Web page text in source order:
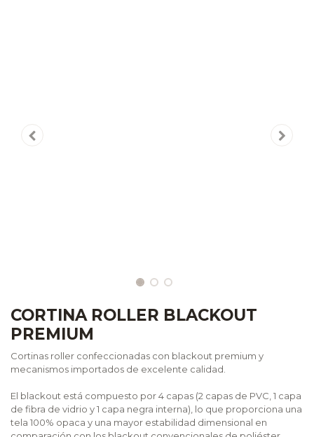
CORTINA ROLLER BLACKOUT
PREMIUM
Cortinas roller confeccionadas con blackout premium y
mecanismos importados de excelente calidad.
El blackout está compuesto por 4 capas (2 capas de PVC, 1 capa
de fibra de vidrio y 1 capa negra interna), lo que proporciona una
tela 100% opaca y una mayor estabilidad dimensional en